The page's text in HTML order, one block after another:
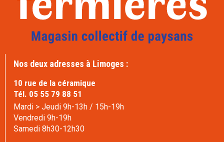
Nos deux adresses à Limoges :
10 rue de la céramique
Tél. 05 55 79 88 51
Mardi > Jeudi 9h-13h / 15h-19h
Vendredi 9h-19h
Samedi 8h30-12h30